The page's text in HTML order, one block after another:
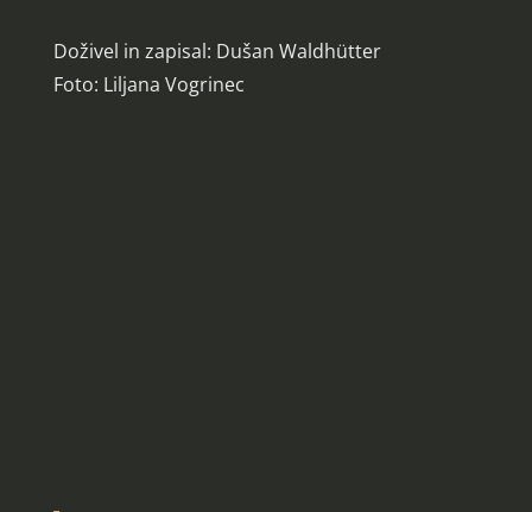
Doživel in zapisal: Dušan Waldhütter
Foto: Liljana Vogrinec